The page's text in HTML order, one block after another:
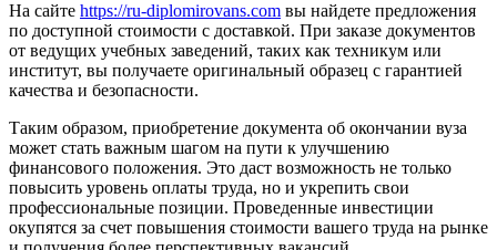
На сайте https://ru-diplomirovans.com вы найдете предложения
по доступной стоимости с доставкой. При заказе документов
от ведущих учебных заведений, таких как техникум или
институт, вы получаете оригинальный образец с гарантией
качества и безопасности.
Таким образом, приобретение документа об окончании вуза
может стать важным шагом на пути к улучшению
финансового положения. Это даст возможность не только
повысить уровень оплаты труда, но и укрепить свои
профессиональные позиции. Проведенные инвестиции
окупятся за счет повышения стоимости вашего труда на рынке